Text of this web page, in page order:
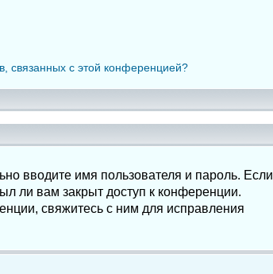
связанных с этой конференцией?
вводите имя пользователя и пароль. Если
ли вам закрыт доступ к конференции.
свяжитесь с ним для исправления